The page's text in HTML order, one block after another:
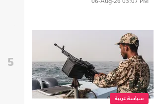
سياسة عربية
5